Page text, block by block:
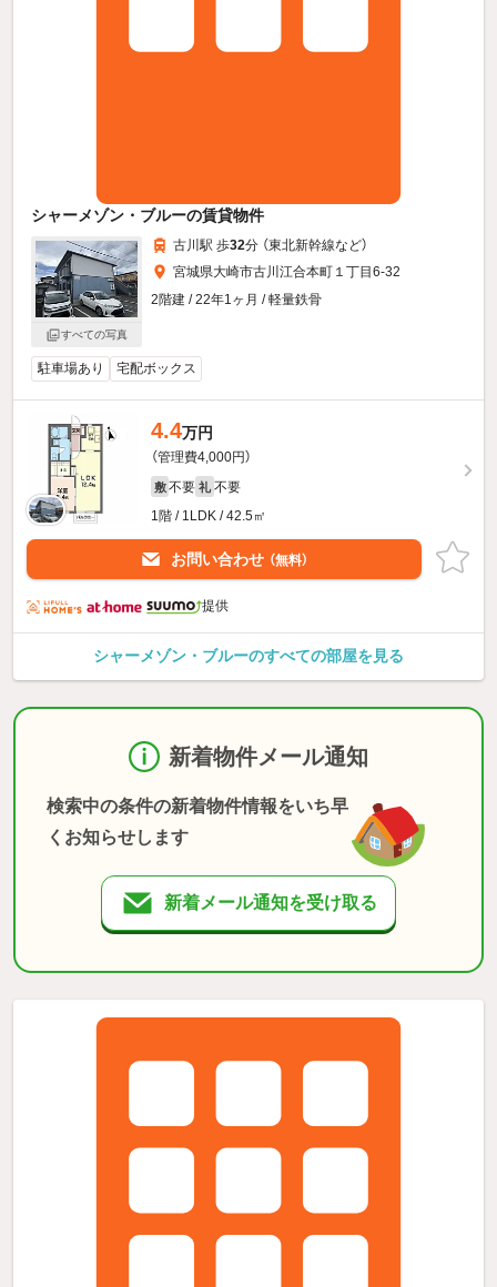
シャーメゾン・ブルーの賃貸物件
すべての写真
古川駅 歩32分 （東北新幹線など）
宮城県大崎市古川江合本町１丁目6-32
2階建 / 22年1ヶ月 / 軽量鉄骨
駐車場あり 宅配ボックス
4.4万円
（管理費4,000円）
敷 不要 礼 不要
1階 / 1LDK / 42.5㎡
お問い合わせ （無料）
提供
シャーメゾン・ブルーのすべての部屋を見る
新着物件メール通知
検索中の条件の新着物件情報をいち早
くお知らせします
新着メール通知を受け取る